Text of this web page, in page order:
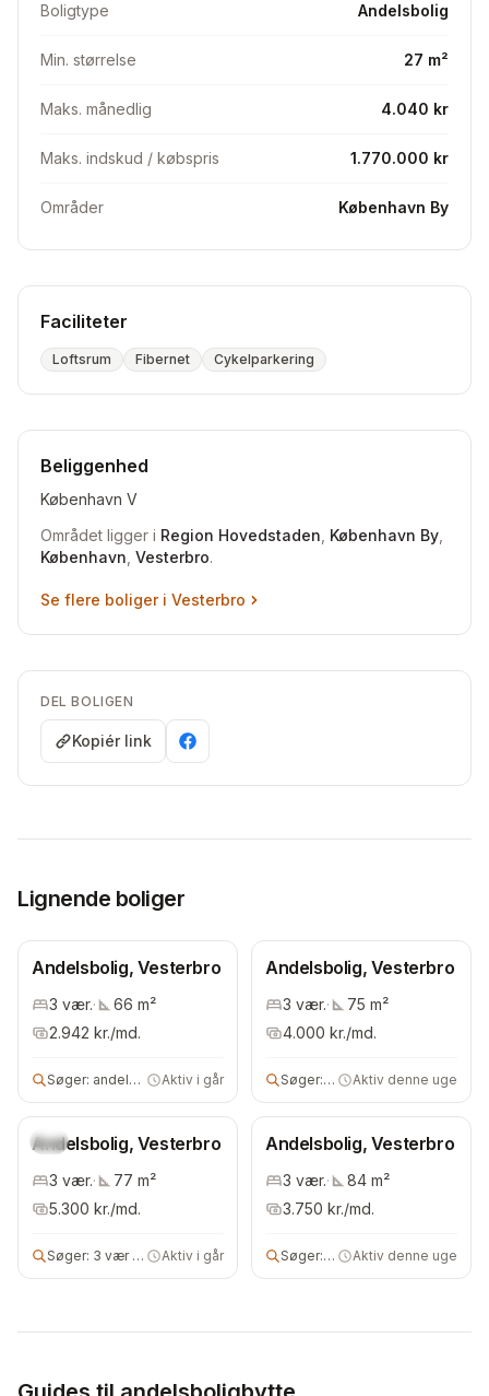
Boligtype Andelsbolig
Min. størrelse 27 m²
Maks. månedlig 4.040 kr
Maks. indskud / købspris 1.770.000 kr
Områder København By
Faciliteter
Loftsrum Fibernet Cykelparkering
Beliggenhed
København V
Området ligger i Region Hovedstaden København By
København Vesterbro.
Se flere boliger i Vesterbro
DEL BOLIGEN
Kopiér link
Lignende boliger
Andelsbolig, Vesterbro
3 vær.· 66 m²
2.942 kr./md.
Søger: andelsbolig Aktiv i går
Andelsbolig, Vesterbro
3 vær.· 75 m²
4.000 kr./md.
Søger:andelsbolig
Aktiv denne uge
Ny
Andelsbolig, Vesterbro
3 vær.· 77 m²
5.300 kr./md.
Søger: 3 vær andelsbolig Aktiv i går
Andelsbolig, Vesterbro
3 vær.· 84 m²
3.750 kr./md.
Søger:2 vær andelsbolig
Aktiv denne uge